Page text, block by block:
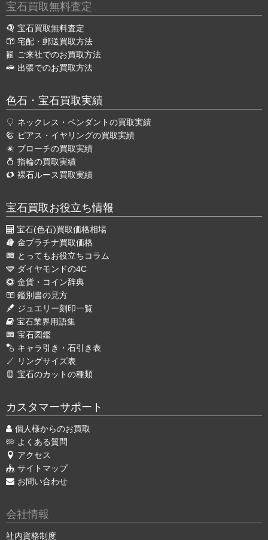
宝石買取無料査定
宝石買取無料査定
宅配・郵送買取方法
ご来社でのお買取方法
出張でのお買取方法
色石・宝石買取実績
ネックレス・ペンダントの買取実績
ピアス・イヤリングの買取実績
ブローチの買取実績
指輪の買取実績
裸石ルース買取実績
宝石買取お役立ち情報
宝石(色石)買取価格相場
金プラチナ買取価格
とってもお役立ちコラム
ダイヤモンドの4C
金貨・コイン辞典
鑑別書の見方
ジュエリー刻印一覧
宝石業界用語集
宝石図鑑
キャラ引き・石引き表
リングサイズ表
宝石のカットの種類
カスタマーサポート
個人様からのお買取
よくある質問
アクセス
サイトマップ
お問い合わせ
会社情報
社内資格制度